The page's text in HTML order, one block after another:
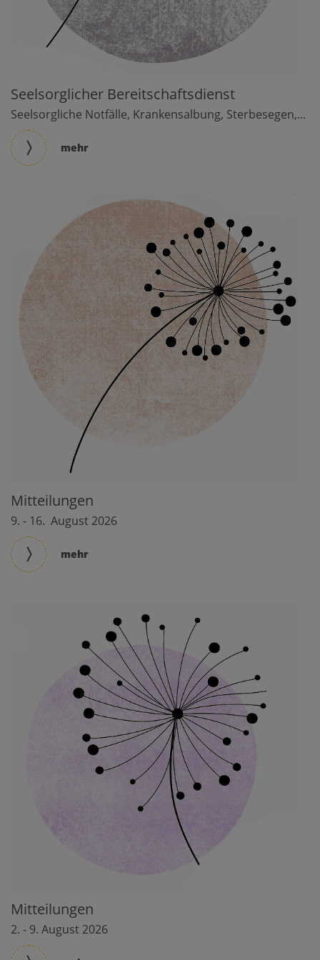
Seelsorglicher Bereitschaftsdienst
Seelsorgliche Notfälle, Krankensalbung, Sterbesegen,...
mehr
Mitteilungen
9. - 16. August 2026
mehr
Mitteilungen
2. - 9. August 2026